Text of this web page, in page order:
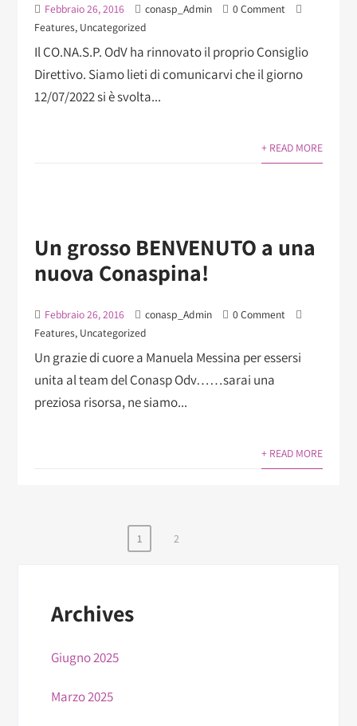
Febbraio 26, 2016 conasp_Admin
0 Comment
Features, Uncategorized
Il CO.NA.S.P. OdV ha rinnovato il proprio Consiglio
Direttivo. Siamo lieti di comunicarvi che il giorno
12/07/2022 si è svolta...
+ READ MORE
Un grosso BENVENUTO a una
nuova Conaspina!
Febbraio 26, 2016 conasp_Admin
0 Comment
Features, Uncategorized
Un grazie di cuore a Manuela Messina per essersi
unita al team del Conasp Odv……sarai una
preziosa risorsa, ne siamo...
+ READ MORE
Paginazione
articoli
1 2
Archives
Giugno 2025
Marzo 2025